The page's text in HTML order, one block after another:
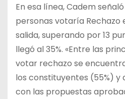
En esa línea, Cadem
personas votaría Rechazo
salida, superando por 13
llegó al 35%. «Entre las
votar rechazo se
los constituyentes (55%) y
con las propuestas